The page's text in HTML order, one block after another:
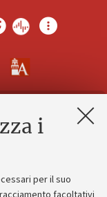
i
per il suo